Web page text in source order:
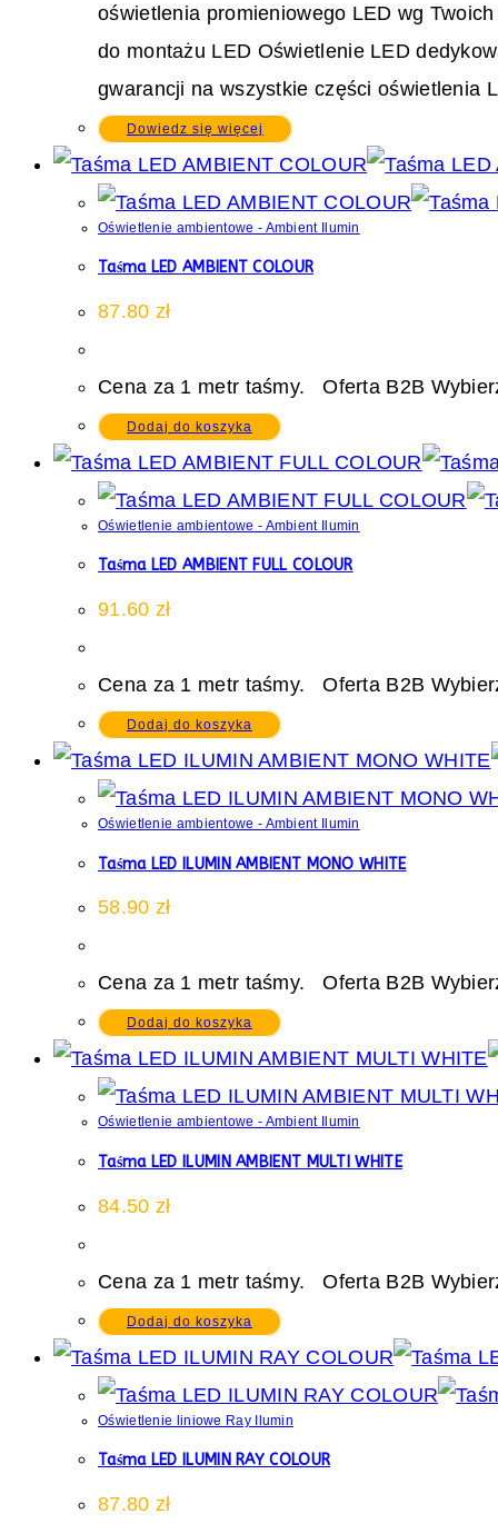
oświetlenia promieniowego LED wg
do montażu LED Oświetlenie LED
gwarancji na wszystkie części oświetlenia
Dowiedz się więcej
Oświetlenie ambientowe - Ambient Ilumin
Taśma LED AMBIENT COLOUR
87.80 zł
Cena za 1 metr taśmy. Oferta B2B
Dodaj do koszyka
Oświetlenie ambientowe - Ambient Ilumin
Taśma LED AMBIENT FULL COLOUR
91.60 zł
Cena za 1 metr taśmy. Oferta B2B
Dodaj do koszyka
Oświetlenie ambientowe - Ambient Ilumin
Taśma LED ILUMIN AMBIENT MONO WHITE
58.90 zł
Cena za 1 metr taśmy. Oferta B2B
Dodaj do koszyka
Oświetlenie ambientowe - Ambient Ilumin
Taśma LED ILUMIN AMBIENT MULTI WHITE
84.50 zł
Cena za 1 metr taśmy. Oferta B2B
Dodaj do koszyka
Oświetlenie liniowe Ray Ilumin
Taśma LED ILUMIN RAY COLOUR
87.80 zł